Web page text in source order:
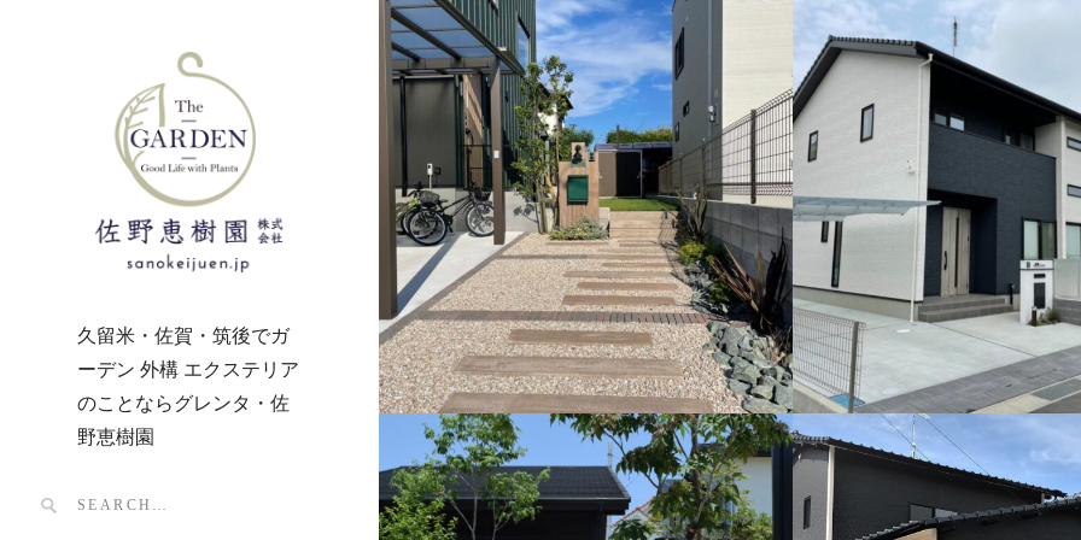
久留米・佐賀・筑後でガ
ーデン 外構 エクステリア
のことならグレンタ・佐
野恵樹園